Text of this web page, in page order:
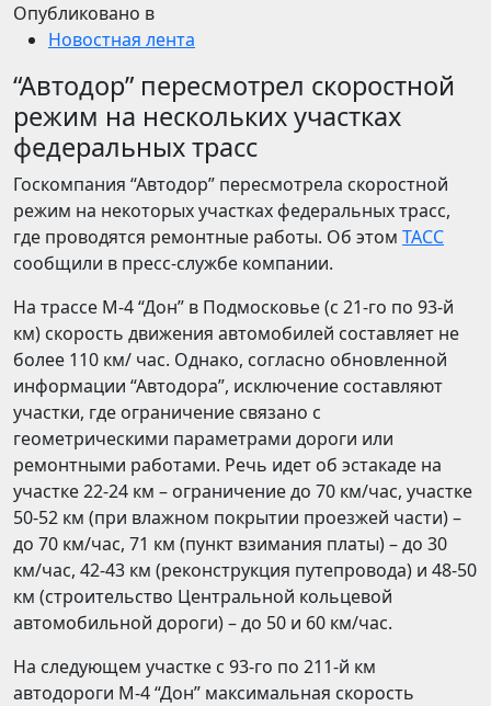
Опубликовано в
Новостная лента
“Автодор” пересмотрел скоростной
режим на нескольких участках
федеральных трасс
Госкомпания “Автодор” пересмотрела скоростной
режим на некоторых участках федеральных трасс,
где проводятся ремонтные работы. Об этом ТАСС
сообщили в пресс-службе компании.
На трассе М-4 “Дон” в Подмосковье (с 21-го по 93-й
км) скорость движения автомобилей составляет не
более 110 км/ час. Однако, согласно обновленной
информации “Автодора”, исключение составляют
участки, где ограничение связано с
геометрическими параметрами дороги или
ремонтными работами. Речь идет об эстакаде на
участке 22-24 км – ограничение до 70 км/час, участке
50-52 км (при влажном покрытии проезжей части) –
до 70 км/час, 71 км (пункт взимания платы) – до 30
км/час, 42-43 км (реконструкция путепровода) и 48-50
км (строительство Центральной кольцевой
автомобильной дороги) – до 50 и 60 км/час.
На следующем участке с 93-го по 211-й км
автодороги М-4 “Дон” максимальная скорость